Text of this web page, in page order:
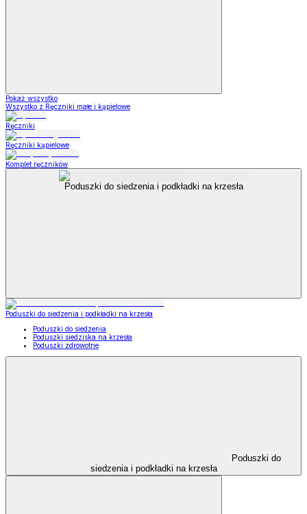
Pokaż wszystko
Wszystko z Ręczniki małe i kąpielowe
Ręczniki
Ręczniki kąpielowe
Komplet ręczników
Poduszki do siedzenia i podkładki na krzesła
Poduszki do siedzenia i podkładki na krzesła
Poduszki do siedzenia
Poduszki siedziska na krzesła
Poduszki zdrowotne
Poduszki do
siedzenia i podkładki na krzesła